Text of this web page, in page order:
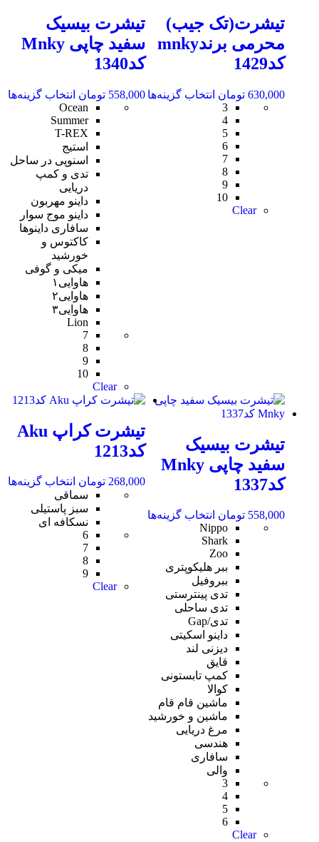
تیشرت(تک جیب)
محرمی برندmnky
کد1429
630,000 تومان انتخاب گزینه‌ها
3
4
5
6
7
8
9
10
Clear
تیشرت بیسیک
سفید چاپی Mnky
کد1340
558,000 تومان انتخاب گزینه‌ها
Ocean
Summer
T-REX
استیج
اسنوپی در ساحل
تدی و کمپ
دریایی
داینو مهربون
داینو موج سوار
سافاری داینوها
کاکتوس و
خورشید
میکی و گوفی
هاوایی۱
هاوایی۲
هاوایی۳
Lion
7
8
9
10
Clear
تیشرت بیسیک
سفید چاپی Mnky
کد1337
558,000 تومان انتخاب گزینه‌ها
Nippo
Shark
Zoo
ببر هلیکوپتری
ببروفیل
تدی پینترستی
تدی ساحلی
تدی/Gap
داینو اسکیتی
دیزنی لند
قایق
کمپ تابستونی
کوالا
ماشین قام قام
ماشین و خورشید
مرغ دریایی
هندسی
سافاری
والی
3
4
5
6
Clear
تیشرت کراپ Aku
کد1213
268,000 تومان انتخاب گزینه‌ها
سماقی
سبز پاستیلی
نسکافه ای
6
7
8
9
Clear